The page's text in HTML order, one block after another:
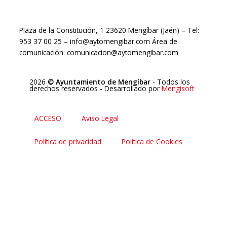
Plaza de la Constitución, 1 23620 Mengíbar (Jaén) – Tel:
953 37 00 25 – info@aytomengibar.com Área de
comunicación: comunicacion@aytomengibar.com
2026 © Ayuntamiento de Mengíbar - Todos los
derechos reservados - Desarrollado por Mengisoft
ACCESO Aviso Legal
Política de privacidad Política de Cookies